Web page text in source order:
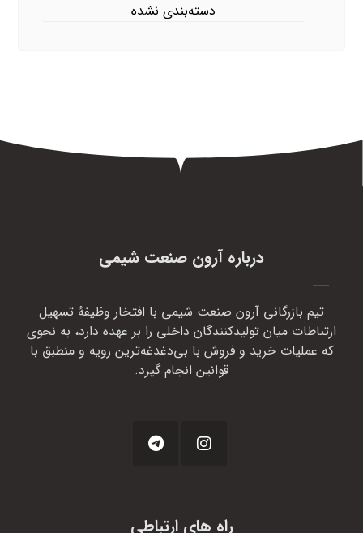
دسته‌بندی نشده
درباره آرون صنعت شیمی
تیم بازرگانی آرون صنعت شیمی با افتخار وظیفهٔ تسهیل
ارتباطات میان تولیدکنندگان داخلی را بر عهده دارد، به نحوی
که عملیات خرید و فروش با بی‌دغدغه‌ترین رویه و منطبق با
قوانین انجام گیرد.
راه های ارتباطی